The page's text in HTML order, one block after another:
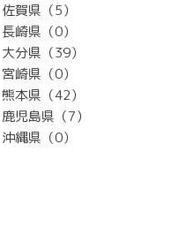
佐賀県（5）
長崎県（0）
大分県（39）
宮崎県（0）
熊本県（42）
鹿児島県（7）
沖縄県（0）